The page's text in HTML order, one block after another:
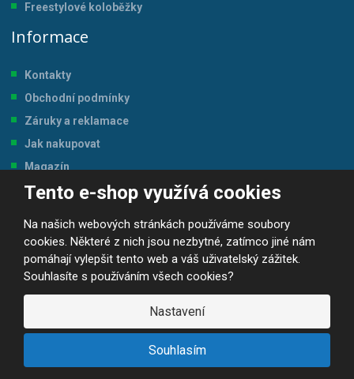
Tento e-shop využívá cookies
Na našich webových stránkách používáme soubory
cookies. Některé z nich jsou nezbytné, zatímco jiné nám
pomáhají vylepšit tento web a váš uživatelský zážitek.
Souhlasíte s používáním všech cookies?
Nastavení
Souhlasím
Freestylové koloběžky
Informace
Kontakty
Obchodní podmínky
Záruky a reklamace
Jak nakupovat
Magazín
Tabulka velikostí
© 2026, JP-SPORT.CZ SPORTOVNÍ POTŘEBY
Prohlášení o přístupnosti |Mapa stránek ||GDPR
VYROBILA
R